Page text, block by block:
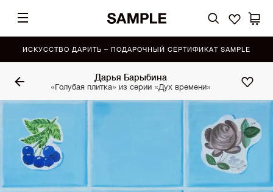
ИСКУССТВО ДАРИТЬ – ПОДАРОЧНЫЙ СЕРТИФИКАТ SAMPLE
Дарья Барыбина
«Голубая плитка» из серии «Дух времени»